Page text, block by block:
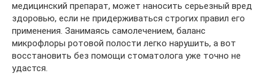
медицинский препарат, может наносить серьезный вред
здоровью, если не придерживаться строгих правил его
применения. Занимаясь самолечением, баланс
микрофлоры ротовой полости легко нарушить, а вот
восстановить без помощи стоматолога уже точно не
удастся.